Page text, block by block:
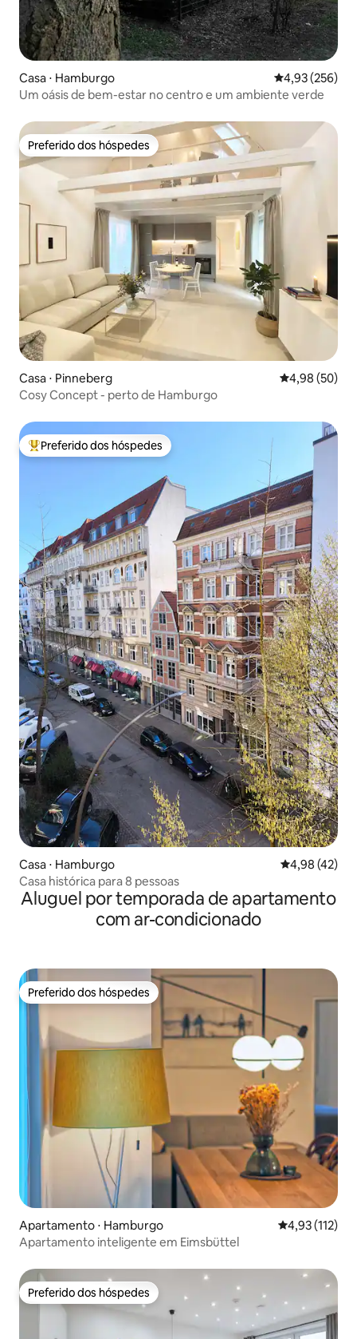
Casa ⋅ Hamburgo 4,93 de uma
4,93 (256)
Um oásis de bem-estar no centro e um ambiente verde
Preferido dos hóspedes
Preferido dos hóspedes
Casa ⋅ Pinneberg 4,98 de uma
4,98 (50)
Cosy Concept - perto de Hamburgo
Entre os melhores preferidos dos hóspedes
Preferido dos hóspedes
Casa ⋅ Hamburgo 4,98 de uma
4,98 (42)
Casa histórica para 8 pessoas
Aluguel por temporada de apartamento
com ar-condicionado
Preferido dos hóspedes
Preferido dos hóspedes
Apartamento ⋅ Hamburgo 4,93 de uma
4,93 (112)
Apartamento inteligente em Eimsbüttel
Preferido dos hóspedes
Preferido dos hóspedes